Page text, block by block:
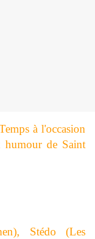
à l'occasion
de Saint
Stédo (Les